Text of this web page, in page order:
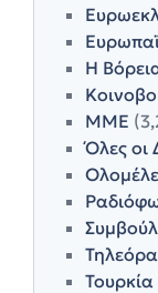
Η
ΜΜΕ
Όλες οι
Τουρκία